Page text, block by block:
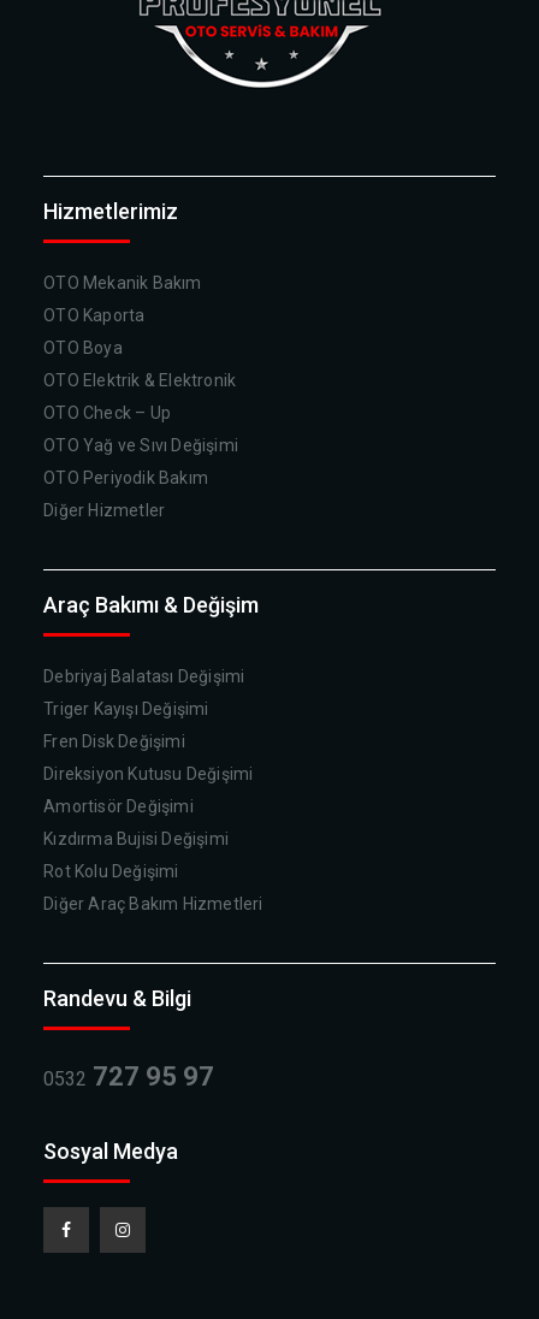
Hizmetlerimiz
OTO Mekanik Bakım
OTO Kaporta
OTO Boya
OTO Elektrik & Elektronik
OTO Check – Up
OTO Yağ ve Sıvı Değişimi
OTO Periyodik Bakım
Diğer Hizmetler
Araç Bakımı & Değişim
Debriyaj Balatası Değişimi
Triger Kayışı Değişimi
Fren Disk Değişimi
Direksiyon Kutusu Değişimi
Amortisör Değişimi
Kızdırma Bujisi Değişimi
Rot Kolu Değişimi
Diğer Araç Bakım Hizmetleri
Randevu & Bilgi
0532 727 95 97
Sosyal Medya